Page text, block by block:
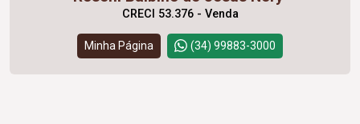
CRECI 53.376 - Venda
Minha Página (34) 99883-3000